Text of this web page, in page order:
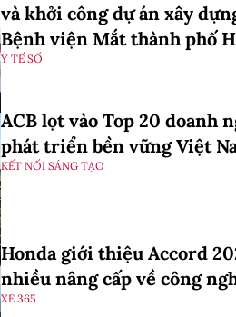
và khởi công dự án xây
Bệnh viện Mắt thành phố
Y TẾ SỐ
ACB lọt vào Top 20 doanh
phát triển bền vững Việt
KẾT NỐI SÁNG TẠO
Honda giới thiệu Accord
nhiều nâng cấp về công
XE 365